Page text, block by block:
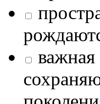
важная